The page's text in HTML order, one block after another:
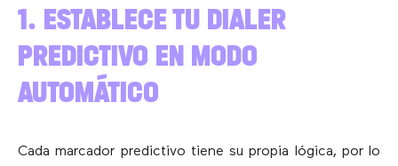
1. ESTABLECE TU DIALER
PREDICTIVO EN MODO
AUTOMÁTICO
Cada marcador predictivo tiene su propia lógica, por lo